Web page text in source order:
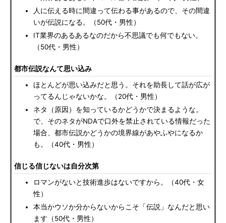
人に伝える時に間違って伝わる事があるので、その間違
いが伝説になる。（50代・男性）
IT業界のあるあるなのだから不思議でも何でもない。
（50代・男性）
都市伝説なんて思い込み
ほとんどが思い込みだと思う。それを助長して話が広が
ってるんじゃないかな。（20代・男性）
ネタ（原因）を知っているかどうかで決まるような。
で、そのネタがNDAで口外を禁止されている情報だった
場合、都市伝説かどうかの境界線があやふやになるか
も。（40代・男性）
信じる信じないは自分次第
ロマンがないと技術進歩はないですから。（40代・女
性）
本当かウソか分からないからこそ「伝説」なんだと思い
ます（50代・男性）